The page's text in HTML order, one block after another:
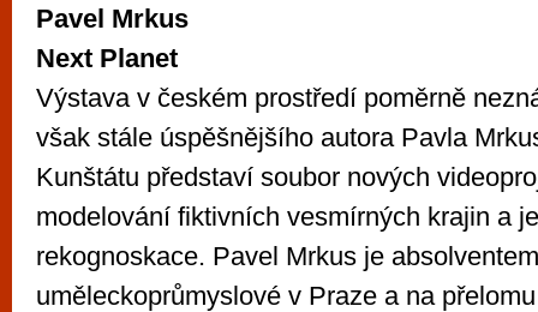
Pavel Mrkus
Next Planet
Výstava v českém prostředí poměrně
však stále úspěšnějšího autora Pavla
Kunštátu představí soubor nových
modelování fiktivních vesmírných krajin a
rekognoskace. Pavel Mrkus je
uměleckoprůmyslové v Praze a na